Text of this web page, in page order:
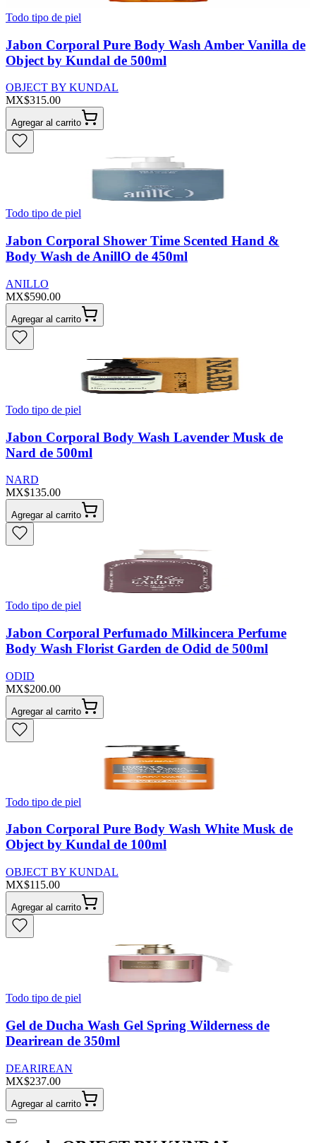
Todo tipo de piel
Jabon Corporal Pure Body Wash Amber Vanilla de
Object by Kundal de 500ml
OBJECT BY KUNDAL
MX$315.00
Agregar al carrito
Todo tipo de piel
Jabon Corporal Shower Time Scented Hand &
Body Wash de AnillO de 450ml
ANILLO
MX$590.00
Agregar al carrito
Todo tipo de piel
Jabon Corporal Body Wash Lavender Musk de
Nard de 500ml
NARD
MX$135.00
Agregar al carrito
Todo tipo de piel
Jabon Corporal Perfumado Milkincera Perfume
Body Wash Florist Garden de Odid de 500ml
ODID
MX$200.00
Agregar al carrito
Todo tipo de piel
Jabon Corporal Pure Body Wash White Musk de
Object by Kundal de 100ml
OBJECT BY KUNDAL
MX$115.00
Agregar al carrito
Todo tipo de piel
Gel de Ducha Wash Gel Spring Wilderness de
Dearirean de 350ml
DEARIREAN
MX$237.00
Agregar al carrito